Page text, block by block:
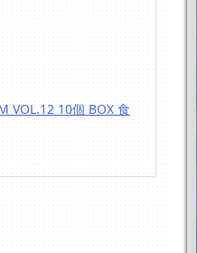
VOL.12 10個 BOX 食